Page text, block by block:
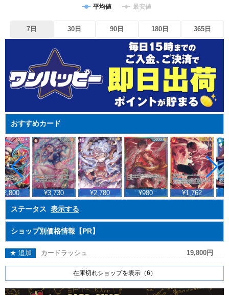
平均値 最安値
7日 30日 90日 180日 365日
おすすめカード
¥3,730 ¥2,780 ¥980 ¥1,762
ステータス 表示する
ショップ別価格情報【PR】
★ 追加 カードラッシュ 19,800円
在庫切れショップを表示（6）